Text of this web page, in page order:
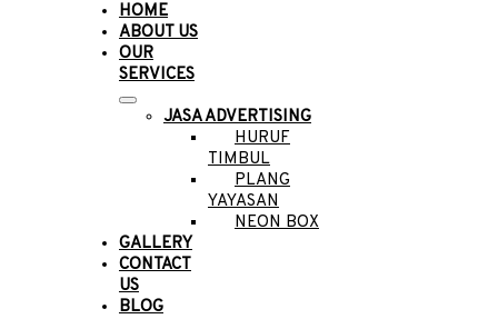
HOME
ABOUT US
OUR
SERVICES
JASA ADVERTISING
HURUF
TIMBUL
PLANG
YAYASAN
NEON BOX
GALLERY
CONTACT
US
BLOG